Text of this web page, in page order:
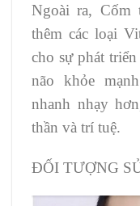
Ngoài ra, Cốm
thêm các loại
cho sự phát
não khỏe
nhanh nhạy
thần và trí tuệ.
ĐỐI TƯỢNG